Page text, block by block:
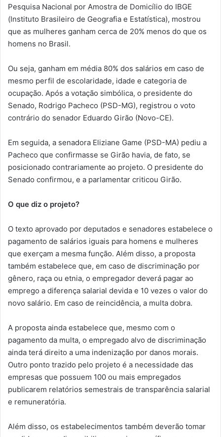
Pesquisa Nacional por Amostra de Domicílio do IBGE
(Instituto Brasileiro de Geografia e Estatística), mostrou
que as mulheres ganham cerca de 20% menos do que os
homens no Brasil.
Ou seja, ganham em média 80% dos salários em caso de
mesmo perfil de escolaridade, idade e categoria de
ocupação. Após a votação simbólica, o presidente do
Senado, Rodrigo Pacheco (PSD-MG), registrou o voto
contrário do senador Eduardo Girão (Novo-CE).
Em seguida, a senadora Eliziane Game (PSD-MA) pediu a
Pacheco que confirmasse se Girão havia, de fato, se
posicionado contrariamente ao projeto. O presidente do
Senado confirmou, e a parlamentar criticou Girão.
O que diz o projeto?
O texto aprovado por deputados e senadores estabelece o
pagamento de salários iguais para homens e mulheres
que exerçam a mesma função. Além disso, a proposta
também estabelece que, em caso de discriminação por
gênero, raça ou etnia, o empregador deverá pagar ao
emprego a diferença salarial devida e 10 vezes o valor do
novo salário. Em caso de reincidência, a multa dobra.
A proposta ainda estabelece que, mesmo com o
pagamento da multa, o empregado alvo de discriminação
ainda terá direito a uma indenização por danos morais.
Outro ponto trazido pelo projeto é a necessidade das
empresas que possuem 100 ou mais empregados
publicarem relatórios semestrais de transparência salarial
e remuneratória.
Além disso, os estabelecimentos também deverão tomar